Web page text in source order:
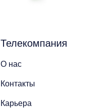
Телекомпания
О нас
Контакты
Карьера